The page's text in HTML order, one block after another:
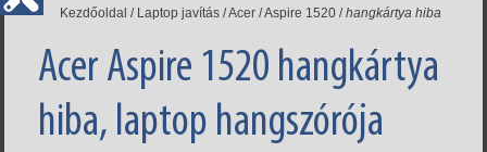
Kezdőoldal / Laptop javítás /Acer /Aspire 1520 /hangkártya hiba
Acer Aspire 1520 hangkártya
hiba, laptop hangszórója